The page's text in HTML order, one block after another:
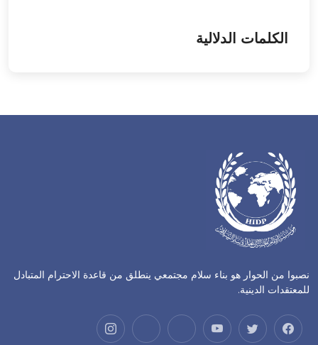
الكلمات الدلالية
نصبوا من الحوار هو بناء سلام مجتمعي ينطلق من قاعدة الاحترام المتبادل
للمعتقدات الدينية.